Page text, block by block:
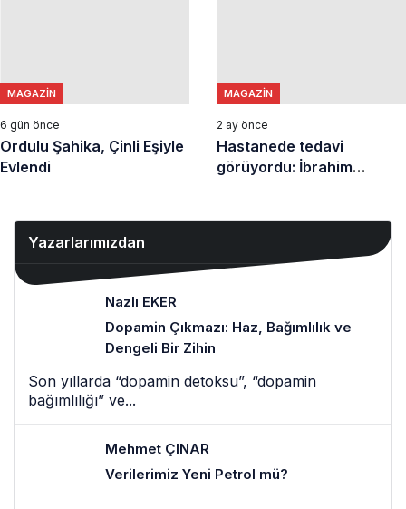
MAGAZIN
6 gün önce
Ordulu Şahika, Çinli Eşiyle
Evlendi
MAGAZIN
2 ay önce
Hastanede tedavi
görüyordu: İbrahim
Yazarlarımızdan
Nazlı EKER
Dopamin Çıkmazı: Haz, Bağımlılık ve
Dengeli Bir Zihin
Son yıllarda “dopamin detoksu”, “dopamin
bağımlılığı” ve...
Mehmet ÇINAR
Verilerimiz Yeni Petrol mü?